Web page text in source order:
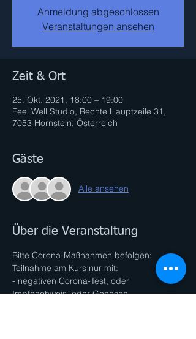
Anmeldung abgeschlossen
Veranstaltungen ansehen
Zeit & Ort
25. Okt. 2021, 18:00 – 19:00
Feel Well Studio, Rechte Hauptzeile 31,
7053 Hornstein, Österreich
Gäste
Alle ansehen
Über die Veranstaltung
Bitte Corona-Maßnahmen befolgen:
Teilnahme am Kurs nur mit:
- negativen Corona-Test, oder
Impfnachweis, oder Genesen